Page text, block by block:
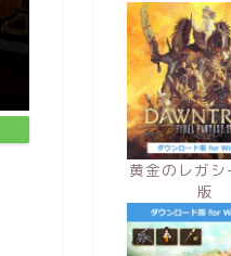
黄金のレガシ
版